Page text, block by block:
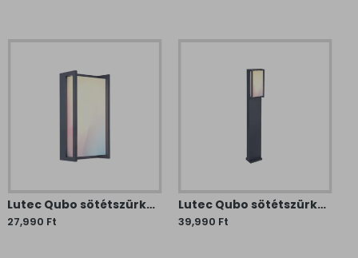
Lutec Qubo sötétszürke LED kültéri fali lámpa (LUT-5193004118) LED 1 izzós IP54
27,990 Ft
Lutec Qubo sötétszürke LED kültéri állólámpa (LUT-7193003118) LED 1 izzós IP54
39,990 Ft